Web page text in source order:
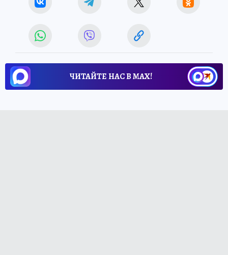
ЧИТАЙТЕ НАС В МАХ!